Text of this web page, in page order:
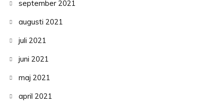
september 2021
augusti 2021
juli 2021
juni 2021
maj 2021
april 2021